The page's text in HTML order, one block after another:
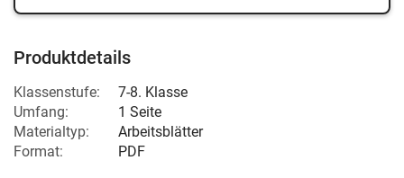
Produktdetails
Klassenstufe:
7-8. Klasse
Umfang:
1 Seite
Materialtyp:
Arbeitsblätter
Format:
PDF